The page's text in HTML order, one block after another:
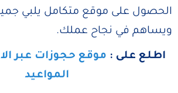
الحصول على موقع متكامل يلبي
ويساهم في نجاح عملك.
اطلع على : موقع حجوزات عبر
المواعيد